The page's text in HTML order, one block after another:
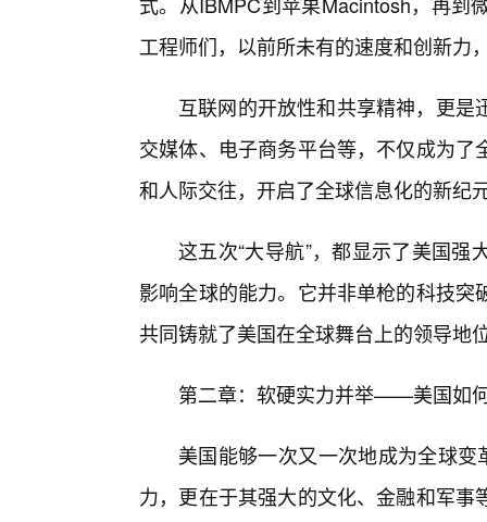
工程师们，以前所未有的速度和创新力
互联网的开放性和共享精神，更
交媒体、电子商务平台等，不仅成为
和人际交往，开启了全球信息化的新纪
这五次“大导航”，都显示了美国
影响全球的能力。它并非单枪的科技
共同铸就了美国在全球舞台上的领导地
第二章：软硬实力并举——美国如
美国能够一次又一次地成为全球变
力，更在于其强大的文化、金融和军